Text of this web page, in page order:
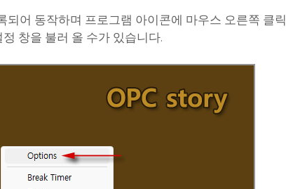
어 동작하며 프로그램 아이콘에 마우스 오른쪽 클릭
창을 불러 올 수가 있습니다.